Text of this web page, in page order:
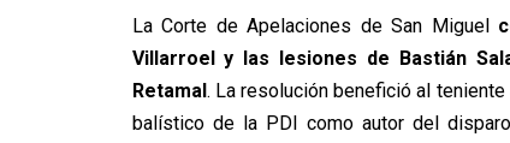
La Corte de Apelaciones de San Miguel
Villarroel y las lesiones de Bastián
Retamal. La resolución benefició al
balístico de la PDI como autor del